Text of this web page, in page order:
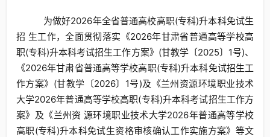
为做好2026年全省普通高校高职(专科)升本科免试生
招 生工作，全面贯彻落实《2026年甘肃省普通高等学校高
职(专科)升本科考试招生工作方案》(甘教学〔2025〕1号)、
《2026年甘肃省普通高等学校高职(专科)升本科免试招生工
作方案》(甘教学〔2026〕1号)及《兰州资源环境职业技术
大学2026年普通高等学校高职(专科)升本科考试招生工作方
案》及《兰州资 源环境职业技术大学2026年普通高等学校
高职(专科)升本科免试生资格审核确认工作实施方案》等文